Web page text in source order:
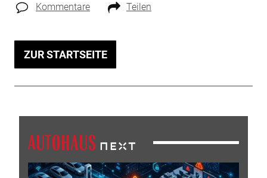
Kommentare Teilen
ZUR STARTSEITE